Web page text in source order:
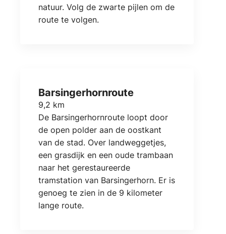
natuur. Volg de zwarte pijlen om de
route te volgen.
Barsingerhornroute
9,2 km
De Barsingerhornroute loopt door
de open polder aan de oostkant
van de stad. Over landweggetjes,
een grasdijk en een oude trambaan
naar het gerestaureerde
tramstation van Barsingerhorn. Er is
genoeg te zien in de 9 kilometer
lange route.